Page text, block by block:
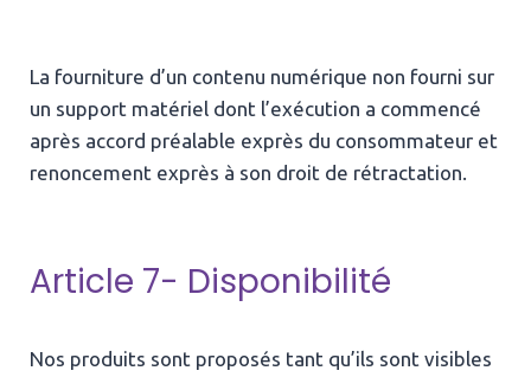
La fourniture d’un contenu numérique non fourni sur
un support matériel dont l’exécution a commencé
après accord préalable exprès du consommateur et
renoncement exprès à son droit de rétractation.
Article 7- Disponibilité
Nos produits sont proposés tant qu’ils sont visibles